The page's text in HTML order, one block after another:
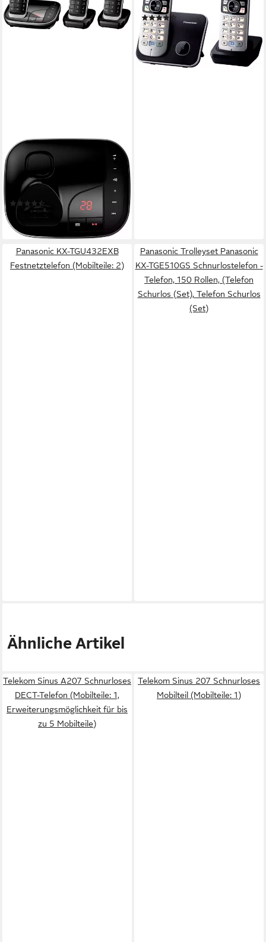
PANASONIC
KX-TGJ323 Schnurloses
DECT-Telefon (Mobilteile: 3,
mit Anrufbeantworter)
(283)
135,59 €
lieferbar - in 2-3 Werktagen bei dir
und Wahlsperre)
(538)
83,21 €
lieferbar - in 3-4 Werktagen bei dir
Panasonic KX-TGU432EXB
Festnetztelefon (Mobilteile: 2)
Panasonic Trolleyset Panasonic
KX-TGE510GS Schnurlostelefon -
Telefon, 150 Rollen, (Telefon
Schurlos (Set), Telefon Schurlos
(Set)
Ähnliche Artikel
Telekom Sinus A207 Schnurloses
DECT-Telefon (Mobilteile: 1,
Erweiterungsmöglichkeit für bis
zu 5 Mobilteile)
Telekom Sinus 207 Schnurloses
Mobilteil (Mobilteile: 1)